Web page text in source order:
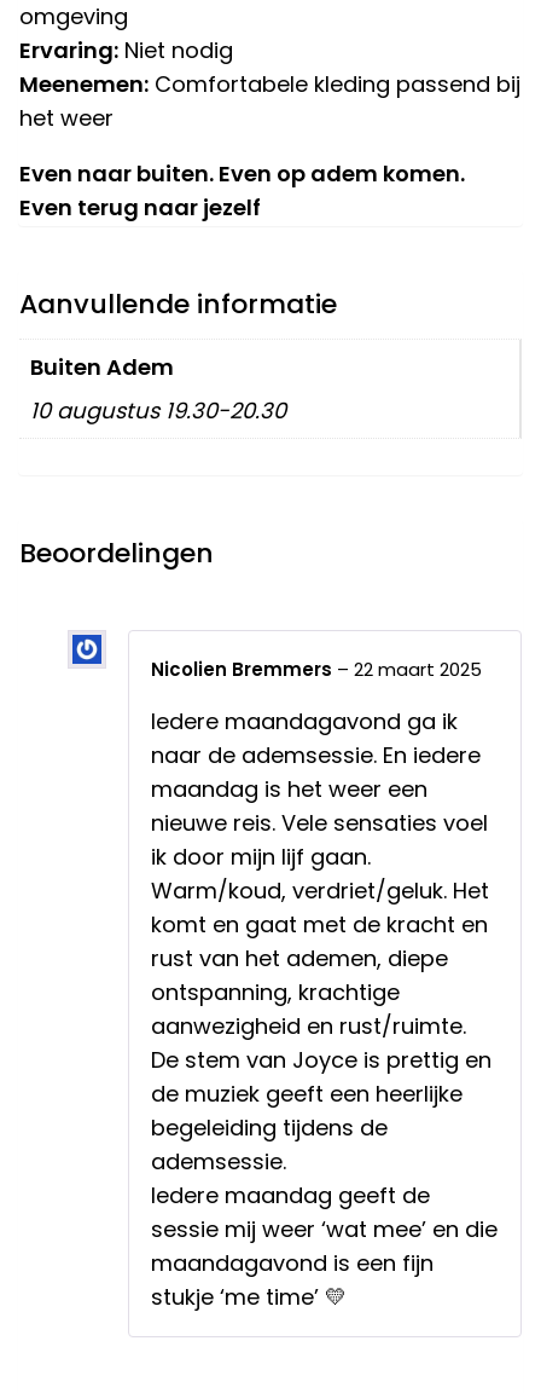
omgeving
Ervaring: Niet nodig
Meenemen: Comfortabele kleding passend bij
het weer
Even naar buiten. Even op adem komen.
Even terug naar jezelf
Aanvullende informatie
Buiten Adem
10 augustus 19.30-20.30
Beoordelingen
Nicolien Bremmers – 22 maart 2025
Iedere maandagavond ga ik
naar de ademsessie. En iedere
maandag is het weer een
nieuwe reis. Vele sensaties voel
ik door mijn lijf gaan.
Warm/koud, verdriet/geluk. Het
komt en gaat met de kracht en
rust van het ademen, diepe
ontspanning, krachtige
aanwezigheid en rust/ruimte.
De stem van Joyce is prettig en
de muziek geeft een heerlijke
begeleiding tijdens de
ademsessie.
Iedere maandag geeft de
sessie mij weer ‘wat mee’ en die
maandagavond is een fijn
stukje ‘me time’ 💛